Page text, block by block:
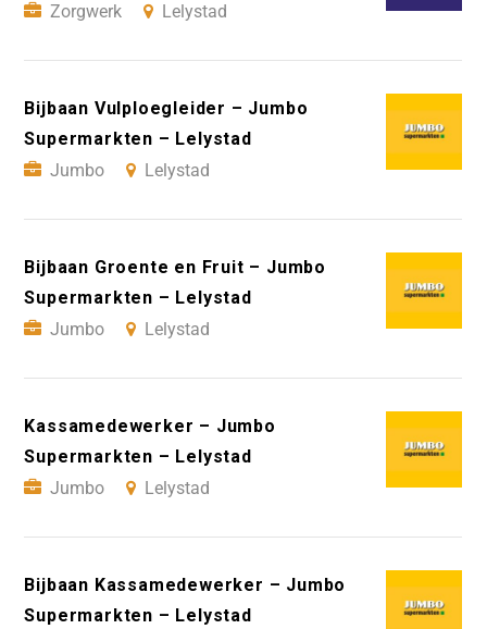
Zorgwerk
Lelystad
Bijbaan Vulploegleider – Jumbo
Supermarkten – Lelystad
Jumbo
Lelystad
Bijbaan Groente en Fruit – Jumbo
Supermarkten – Lelystad
Jumbo
Lelystad
Kassamedewerker – Jumbo
Supermarkten – Lelystad
Jumbo
Lelystad
Bijbaan Kassamedewerker – Jumbo
Supermarkten – Lelystad